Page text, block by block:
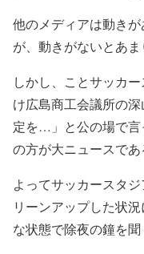
他のメディアは動き
が、動きがないとあま
しかし、ことサッカ
け広島商工会議所の
定を…」と公の場で言
の方が大ニュースであ
よってサッカースタ
リーンアップした状
な状態で除夜の鐘を聞